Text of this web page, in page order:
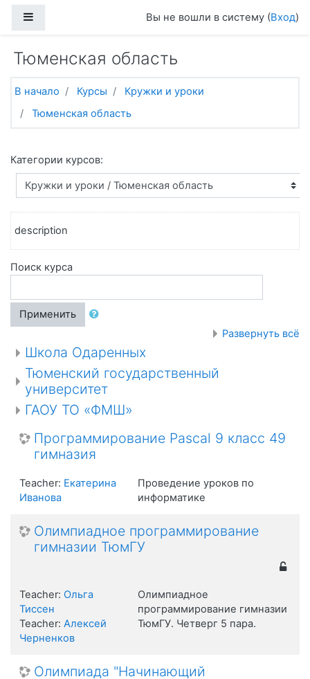
Вы не вошли в систему (Вход)
Тюменская область
В начало Курсы
Кружки и уроки
Тюменская область
Категории курсов:
description
Поиск курса
Применить
Развернуть всё
Школа Одаренных
Тюменский государственный
университет
ГАОУ ТО «ФМШ»
Программирование Pascal 9 класс 49
гимназия
Проведение уроков по
информатике
Teacher: Екатерина
Иванова
Олимпиадное программирование
гимназии ТюмГУ
Олимпиадное
программирование гимназии
ТюмГУ. Четверг 5 пара.
Teacher: Ольга
Тиссен
Teacher: Алексей
Черненков
Олимпиада "Начинающий